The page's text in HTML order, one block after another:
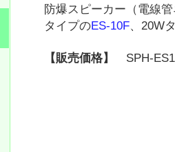
防爆スピーカー（電線
タイプのES-10F、20W
【販売価格】 SPH-